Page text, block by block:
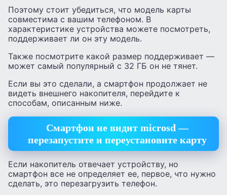
Поэтому стоит убедиться, что модель карты
совместима с вашим телефоном. В
характеристике устройства можете посмотреть,
поддерживает ли он эту модель.
Также посмотрите какой размер поддерживает —
может самый популярный с 32 ГБ он не тянет.
Если вы это сделали, а смартфон продолжает не
видеть внешнего накопителя, перейдите к
способам, описанным ниже.
Смартфон не видит microsd —
перезапустите и переустановите карту
Если накопитель отвечает устройству, но
смартфон все не определяет ее, первое, что нужно
сделать, это перезагрузить телефон.